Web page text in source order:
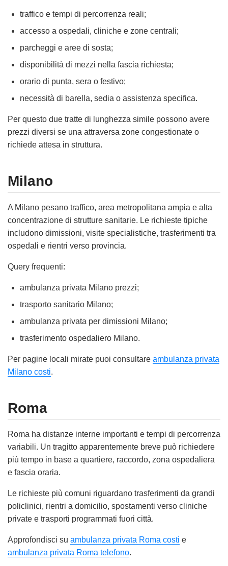
traffico e tempi di percorrenza reali;
accesso a ospedali, cliniche e zone centrali;
parcheggi e aree di sosta;
disponibilità di mezzi nella fascia richiesta;
orario di punta, sera o festivo;
necessità di barella, sedia o assistenza specifica.
Per questo due tratte di lunghezza simile possono avere
prezzi diversi se una attraversa zone congestionate o
richiede attesa in struttura.
Milano
A Milano pesano traffico, area metropolitana ampia e alta
concentrazione di strutture sanitarie. Le richieste tipiche
includono dimissioni, visite specialistiche, trasferimenti tra
ospedali e rientri verso provincia.
Query frequenti:
ambulanza privata Milano prezzi;
trasporto sanitario Milano;
ambulanza privata per dimissioni Milano;
trasferimento ospedaliero Milano.
Per pagine locali mirate puoi consultare ambulanza privata
Milano costi.
Roma
Roma ha distanze interne importanti e tempi di percorrenza
variabili. Un tragitto apparentemente breve può richiedere
più tempo in base a quartiere, raccordo, zona ospedaliera
e fascia oraria.
Le richieste più comuni riguardano trasferimenti da grandi
policlinici, rientri a domicilio, spostamenti verso cliniche
private e trasporti programmati fuori città.
Approfondisci su ambulanza privata Roma costi e
ambulanza privata Roma telefono.